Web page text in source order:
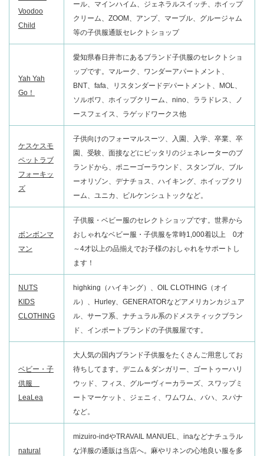
Voodoo
Child
ール、マインハイム、ジェネラルスイッチ、ホイップ
クリーム、ZOOM、アンプ、マーブル、グルージャム
等の子供服通販セレクトショップ
Yah Yah
Go！
愛知県春日井市にあるブランド子供服のセレクトショ
ップです。マルーク、ワンダーアパートメント、
BNT、fafa、リスタンダードデパートメント、MOL、
ソルボワ、ホイップクリーム、nino、ララドレス、ノ
ースフェイス、ラゲッドワークス他
ケスケスモ
ペットラブ
フォーキッ
ズ
子供向けのフォーマルスーツ、入園、入学、卒業、卒
園、受験、面接などにピッタリのジェネレーターのブ
ランドから、ポニーゴーラウンド、スタンプル、ブル
ーオリゾン、デナチョス、ハイキング、ホイップクリ
ーム、ユニカ、ビルケンシュトックなど。
ボンボンマ
マン
子供服・ベビー服のセレクトショップです。世界から
おしゃれなベビー服・子供服を常時1,000着以上 0才
～4才以上の品揃えでお子様のおしゃれをサポートし
ます！
NUTS
KIDS
CLOTHING
highking（ハイキング）、OIL CLOTHING（オイ
ル）、Hurley、GENERATORなどアメリカンカジュア
ル、サーフ系、ナチュラル系のドメスティックブラン
ド、インポートブランドの子供服屋です。
ベビー・子
供服
LeaLea
大人気の国内ブランド子供服をたくさんご用意してお
待ちしてます。デニム＆ダンガリー、ゴートゥーハリ
ウッド、フィス、グルーヴィーカラーズ、スワップミ
ートマーケット、ジェニィ、ワムワム、バハ、スパナ
など。
natural
mizuiro-indやTRAVAIL MANUEL、inaなどナチュラル
な洋服の通販は当店へ。麻やリネンの心地良い服を多